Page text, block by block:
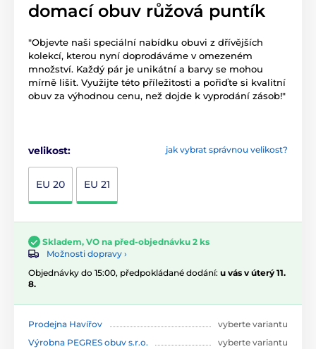
domací obuv růžová puntík
"Objevte naši speciální nabídku obuvi z dřívějších
kolekcí, kterou nyní doprodáváme v omezeném
množství. Každý pár je unikátní a barvy se mohou
mírně lišit. Využijte této příležitosti a pořiďte si kvalitní
obuv za výhodnou cenu, než dojde k vyprodání zásob!"
jak vybrat správnou velikost?
velikost:
EU 20 EU 21
Skladem, VO na před-objednávku 2 ks
Možnosti dopravy ›
Objednávky do 15:00, předpokládané dodání: u vás v úterý 11.
8.
Prodejna Havířov
vyberte variantu
Výrobna PEGRES obuv s.r.o.
vyberte variantu